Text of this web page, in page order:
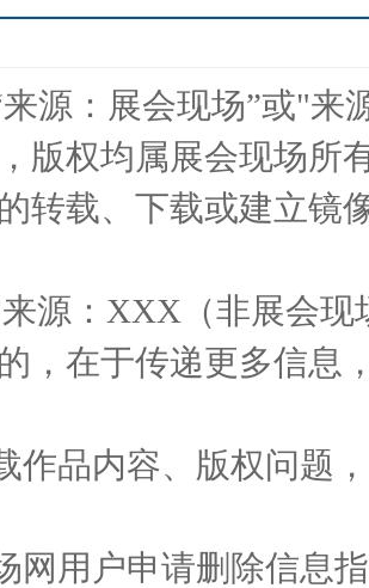
洱茶王
市分公司
来源：展会现场”或"
版权均属展会现场所
转载、下载或建立镜
源：XXX（非展会
，在于传递更多信息
作品内容、版权问题
网用户申请删除信息